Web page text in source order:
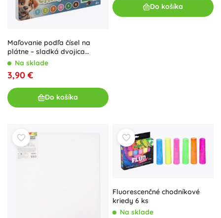
Maľovanie podľa čísel na
plátne – sladká dvojica
šteniatka a mačiatka
Na sklade
3,90 €
Do košíka
Do košíka
Fluorescenčné chodníkové
kriedy 6 ks
Na sklade